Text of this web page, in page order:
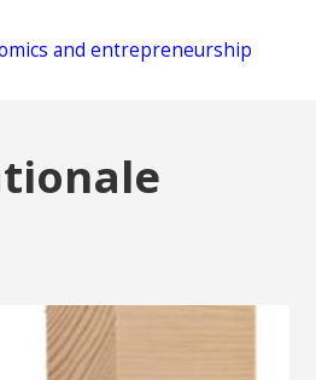
and entrepreneurship